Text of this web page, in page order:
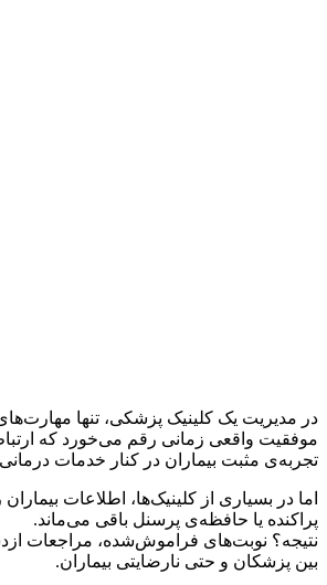
در مدیریت یک کلینیک پزشکی، تنها مهارت‌های درمانی کافی نیست؛
تجربه‌ی مثبت بیماران در کنار خدمات درمانی قرار گیرد.
پراکنده یا حافظه‌ی پرسنل باقی می‌ماند.
بین پزشکان و حتی نارضایتی بیماران.